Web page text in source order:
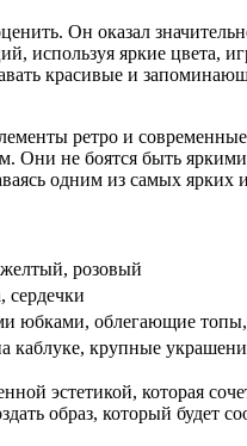
Он оказал
используя яркие
красивые и
ретро и
Они не боятся быть
одним из самых
розовый
сердечки
юбками, облегающие
каблуке, крупные
эстетикой, которая
образ, который будет